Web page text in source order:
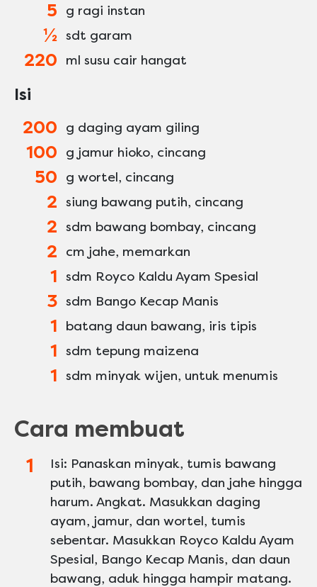
5 g ragi instan
½ sdt garam
220 ml susu cair hangat
Isi
200 g daging ayam giling
100 g jamur hioko, cincang
50 g wortel, cincang
2 siung bawang putih, cincang
2 sdm bawang bombay, cincang
2 cm jahe, memarkan
1 sdm Royco Kaldu Ayam Spesial
3 sdm Bango Kecap Manis
1 batang daun bawang, iris tipis
1 sdm tepung maizena
1 sdm minyak wijen, untuk menumis
Cara membuat
Isi: Panaskan minyak, tumis bawang
putih, bawang bombay, dan jahe hingga
harum. Angkat. Masukkan daging
ayam, jamur, dan wortel, tumis
sebentar. Masukkan Royco Kaldu Ayam
Spesial, Bango Kecap Manis, dan daun
bawang, aduk hingga hampir matang.